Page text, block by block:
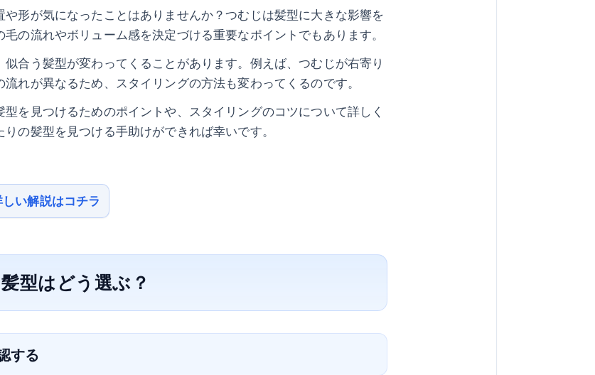
形が気になったことはありませんか？つむじは髪型に大きな影響を
の流れやボリューム感を決定づける重要なポイントでもあります。
合う髪型が変わってくることがあります。例えば、つむじが右寄り
れが異なるため、スタイリングの方法も変わってくるのです。
を見つけるためのポイントや、スタイリングのコツについて詳しく
の髪型を見つける手助けができれば幸いです。
い解説はコチラ
型はどう選ぶ？
する